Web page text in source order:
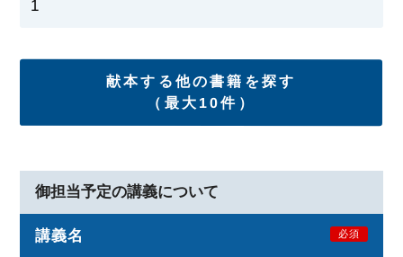
献本する他の書籍を探す
（最大10件）
御担当予定の講義について
講義名 必須